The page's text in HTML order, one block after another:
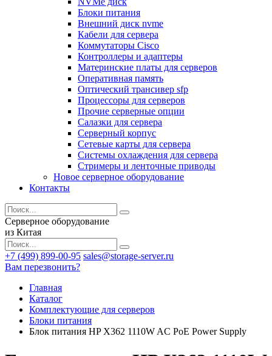
Блоки питания
Внешний диск nvme
Кабели для сервера
Коммутаторы Cisco
Контроллеры и адаптеры
Материнские платы для серверов
Оперативная память
Оптический трансивер sfp
Процессоры для серверов
Прочие серверные опции
Салазки для сервера
Серверный корпус
Сетевые карты для сервера
Системы охлаждения для сервера
Стримеры и ленточные приводы
Новое серверное оборудование
Контакты
Серверное оборудование
из Китая
+7 (499) 899-00-95 sales@storage-server.ru
Вам перезвонить?
Главная
Каталог
Комплектующие для серверов
Блоки питания
Блок питания HP X362 1110W AC PoE Power Supply